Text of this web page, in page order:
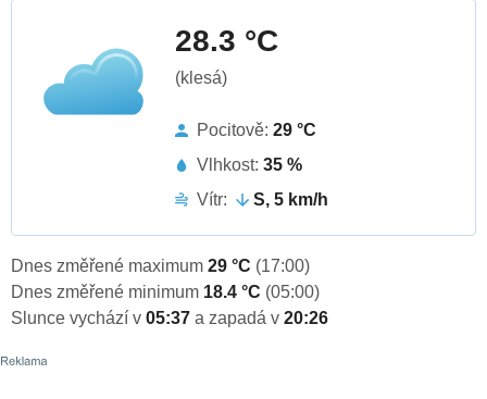
28.3 °C
(klesá)
Pocitově: 29 °C
Vlhkost: 35 %
Vítr:
S, 5 km/h
Dnes změřené maximum 29 °C (17:00)
Dnes změřené minimum 18.4 °C (05:00)
Slunce vychází v 05:37 a zapadá v 20:26